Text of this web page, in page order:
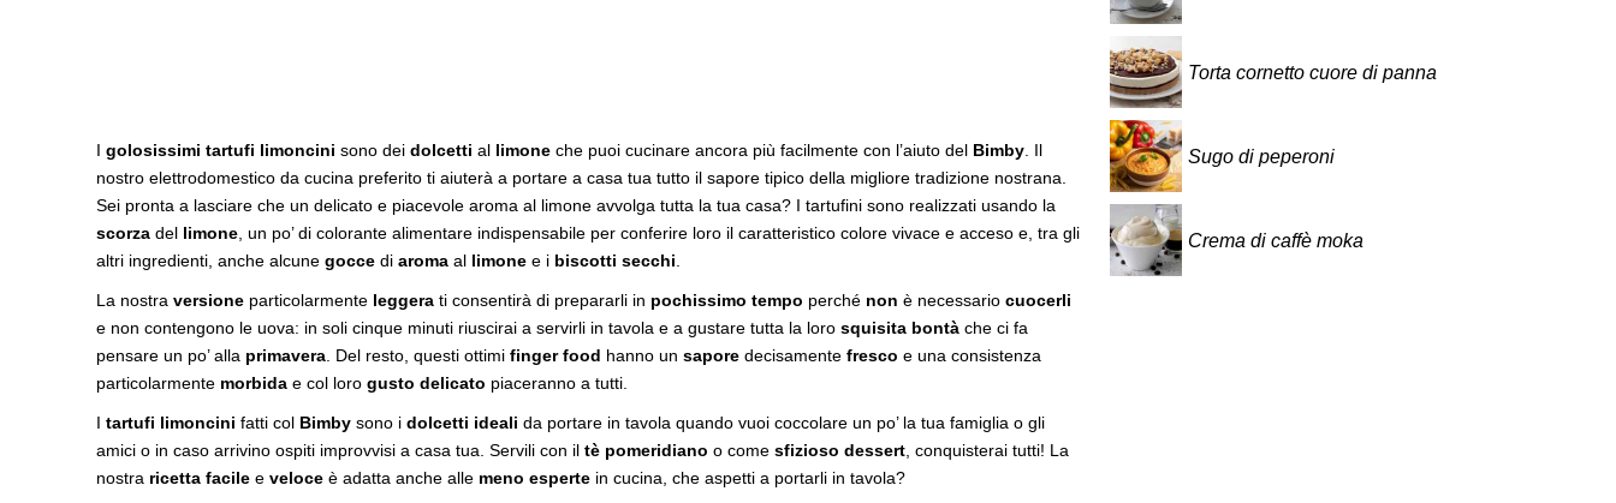
I golosissimi tartufi limoncini sono dei dolcetti al limone che puoi cucinare ancora più facilmente con l’aiuto del Bimby . Il
nostro elettrodomestico da cucina preferito ti aiuterà a portare a casa tua tutto il sapore tipico della migliore tradizione nostrana.
Sei pronta a lasciare che un delicato e piacevole aroma al limone avvolga tutta la tua casa? I tartufini sono realizzati usando la
scorza del limone , un po’ di colorante alimentare indispensabile per conferire loro il caratteristico colore vivace e acceso e, tra gli
altri ingredienti, anche alcune gocce di aroma al limone e i biscotti secchi
La nostra versione particolarmente leggera ti consentirà di prepararli in pochissimo tempo perché non è necessario cuocerli
e non contengono le uova: in soli cinque minuti riuscirai a servirli in tavola e a gustare tutta la loro squisita bontà che ci fa
pensare un po’ alla primavera . Del resto, questi ottimi finger food hanno un sapore decisamente fresco e una consistenza
particolarmente morbida e col loro gusto delicato piaceranno a tutti.
I tartufi limoncini fatti col Bimby sono i dolcetti ideali da portare in tavola quando vuoi coccolare un po’ la tua famiglia o gli
amici o in caso arrivino ospiti improvvisi a casa tua. Servili con il tè pomeridiano o come sfizioso dessert , conquisterai tutti! La
nostra ricetta facile e veloce è adatta anche alle meno esperte in cucina, che aspetti a portarli in tavola?
Torta cornetto cuore di panna
Sugo di peperoni
Crema di caffè moka